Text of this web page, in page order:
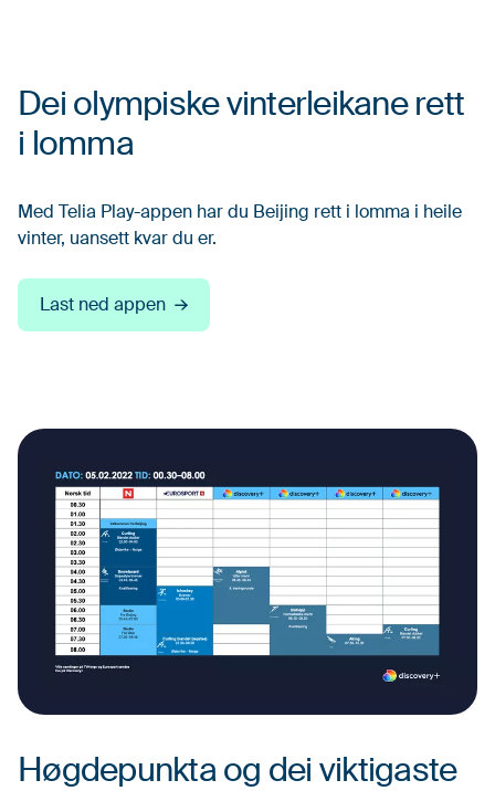
Dei olympiske vinterleikane rett
i lomma
Med Telia Play-appen har du Beijing rett i lomma i heile
vinter, uansett kvar du er.
Last ned appen
Høgdepunkta og dei viktigaste